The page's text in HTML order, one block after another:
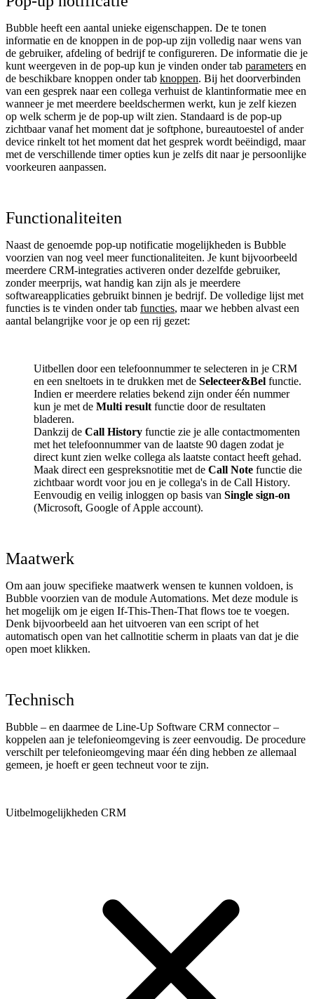
Bubble heeft een aantal unieke eigenschappen. De te tonen
informatie en de knoppen in de pop-up zijn volledig naar wens van
de gebruiker, afdeling of bedrijf te configureren. De informatie die je
kunt weergeven in de pop-up kun je vinden onder tab parameters en
de beschikbare knoppen onder tab knoppen. Bij het doorverbinden
van een gesprek naar een collega verhuist de klantinformatie mee en
wanneer je met meerdere beeldschermen werkt, kun je zelf kiezen
op welk scherm je de pop-up wilt zien. Standaard is de pop-up
zichtbaar vanaf het moment dat je softphone, bureautoestel of ander
device rinkelt tot het moment dat het gesprek wordt beëindigd, maar
met de verschillende timer opties kun je zelfs dit naar je persoonlijke
voorkeuren aanpassen.
Functionaliteiten
Naast de genoemde pop-up notificatie mogelijkheden is Bubble
voorzien van nog veel meer functionaliteiten. Je kunt bijvoorbeeld
meerdere CRM-integraties activeren onder dezelfde gebruiker,
zonder meerprijs, wat handig kan zijn als je meerdere
softwareapplicaties gebruikt binnen je bedrijf. De volledige lijst met
functies is te vinden onder tab functies, maar we hebben alvast een
aantal belangrijke voor je op een rij gezet:
Uitbellen door een telefoonnummer te selecteren in je CRM
en een sneltoets in te drukken met de Selecteer&Bel functie.
Indien er meerdere relaties bekend zijn onder één nummer
kun je met de Multi result functie door de resultaten
bladeren.
Dankzij de Call History functie zie je alle contactmomenten
met het telefoonnummer van de laatste 90 dagen zodat je
direct kunt zien welke collega als laatste contact heeft gehad.
Maak direct een gespreksnotitie met de Call Note functie die
zichtbaar wordt voor jou en je collega's in de Call History.
Eenvoudig en veilig inloggen op basis van Single sign-on
(Microsoft, Google of Apple account).
Maatwerk
Om aan jouw specifieke maatwerk wensen te kunnen voldoen, is
Bubble voorzien van de module Automations. Met deze module is
het mogelijk om je eigen If-This-Then-That flows toe te voegen.
Denk bijvoorbeeld aan het uitvoeren van een script of het
automatisch open van het callnotitie scherm in plaats van dat je die
open moet klikken.
Technisch
Bubble – en daarmee de Line-Up Software CRM connector –
koppelen aan je telefonieomgeving is zeer eenvoudig. De procedure
verschilt per telefonieomgeving maar één ding hebben ze allemaal
gemeen, je hoeft er geen techneut voor te zijn.
Uitbelmogelijkheden CRM